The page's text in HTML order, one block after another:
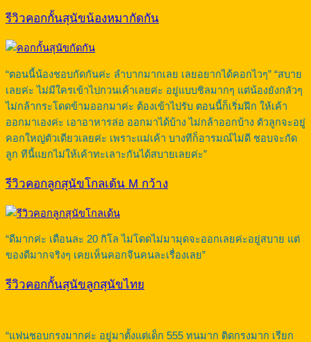
รีวิวคอกกั้นสุนัขน้องหมากัดกัน
“ตอนนี้น้องชอบกัดกันค่ะ ลำบากมากเลย เลยอยากได้คอกไวๆ” “สบาย
เลยค่ะ ไม่มีใครเข้าไปกวนเค้าเลยค่ะ อยู่แบบชิลมากๆ แต่น้องยังกลัวๆ
ไม่กล้ากระโดดข้ามออกมาค่ะ ต้องเข้าไปรับ ตอนนี้ก็เริ่มฝึก ให้เค้า
ออกมาเองค่ะ เอาอาหารล่อ ออกมาได้บ้าง ไม่กล้าออกบ้าง ตัวลูกจะอยู่
คอกใหญ่ตัวเดียวเลยค่ะ เพราะแม่เค้า บางทีก็อารมณ์ไม่ดี ชอบจะกัด
ลูก ทีนี้แยกไม่ให้เค้าทะเลาะกันได้สบายเลยค่ะ”
รีวิวคอกลูกสุนัขโกลเด้น M กว้าง
“ดีมากค่ะ เดือนละ 20 กิโล ไม่โดดไม่มามุดจะออกเลยค่ะอยู่สบาย แต่
ของดีมากจริงๆ เคยเห็นคอกจีนคนละเรื่องเลย”
รีวิวคอกกั้นสุนัขลูกสุนัขไทย
“แฟนชอบกรงมากค่ะ อยู่มาตั้งแต่เด็ก 555 ทนมาก ติดกรงมาก เรียก